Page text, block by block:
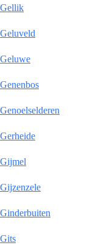
Gellik
Geluveld
Geluwe
Genenbos
Genoelselderen
Gerheide
Gijmel
Gijzenzele
Ginderbuiten
Gits